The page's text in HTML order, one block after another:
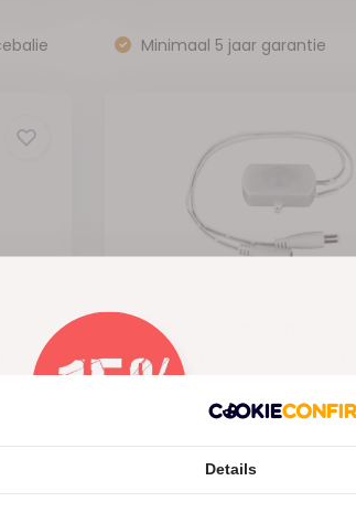
Minimaal 5 jaar garantie
PIR bewegingssensor
instelbaar voor LED - wit
comfortabele verli...
Details